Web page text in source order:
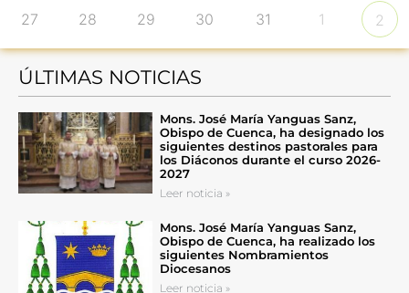
27 28 29 30 31 1 2
ÚLTIMAS NOTICIAS
Mons. José María Yanguas Sanz,
Obispo de Cuenca, ha designado los
siguientes destinos pastorales para
los Diáconos durante el curso 2026-
2027
Leer noticia »
Mons. José María Yanguas Sanz,
Obispo de Cuenca, ha realizado los
siguientes Nombramientos
Diocesanos
Leer noticia »